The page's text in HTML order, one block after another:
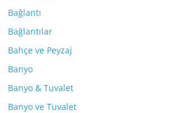
Bağlantı
Bağlantılar
Bahçe ve Peyzaj
Banyo
Banyo & Tuvalet
Banyo ve Tuvalet